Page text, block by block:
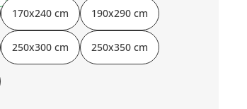
170x240 cm 190x290 cm
250x300 cm 250x350 cm